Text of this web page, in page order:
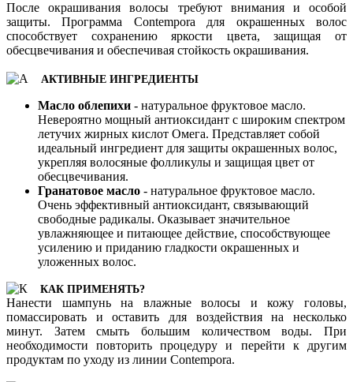
После окрашивания волосы требуют внимания и особой
защиты. Программа Contempora для окрашенных волос
способствует сохранению яркости цвета, защищая от
обесцвечивания и обеспечивая стойкость окрашивания.
АКТИВНЫЕ ИНГРЕДИЕНТЫ
Масло облепихи - натуральное фруктовое масло.
Невероятно мощный антиоксидант с широким спектром
летучих жирных кислот Омега. Представляет собой
идеальный ингредиент для защиты окрашенных волос,
укрепляя волосяные фолликулы и защищая цвет от
обесцвечивания.
Гранатовое масло - натуральное фруктовое масло.
Очень эффективный антиоксидант, связывающий
свободные радикалы. Оказывает значительное
увлажняющее и питающее действие, способствующее
усилению и приданию гладкости окрашенных и
уложенных волос.
КАК ПРИМЕНЯТЬ?
Нанести шампунь на влажные волосы и кожу головы,
помассировать и оставить для воздействия на несколько
минут. Затем смыть большим количеством воды. При
необходимости повторить процедуру и перейти к другим
продуктам по уходу из линии Contempora.